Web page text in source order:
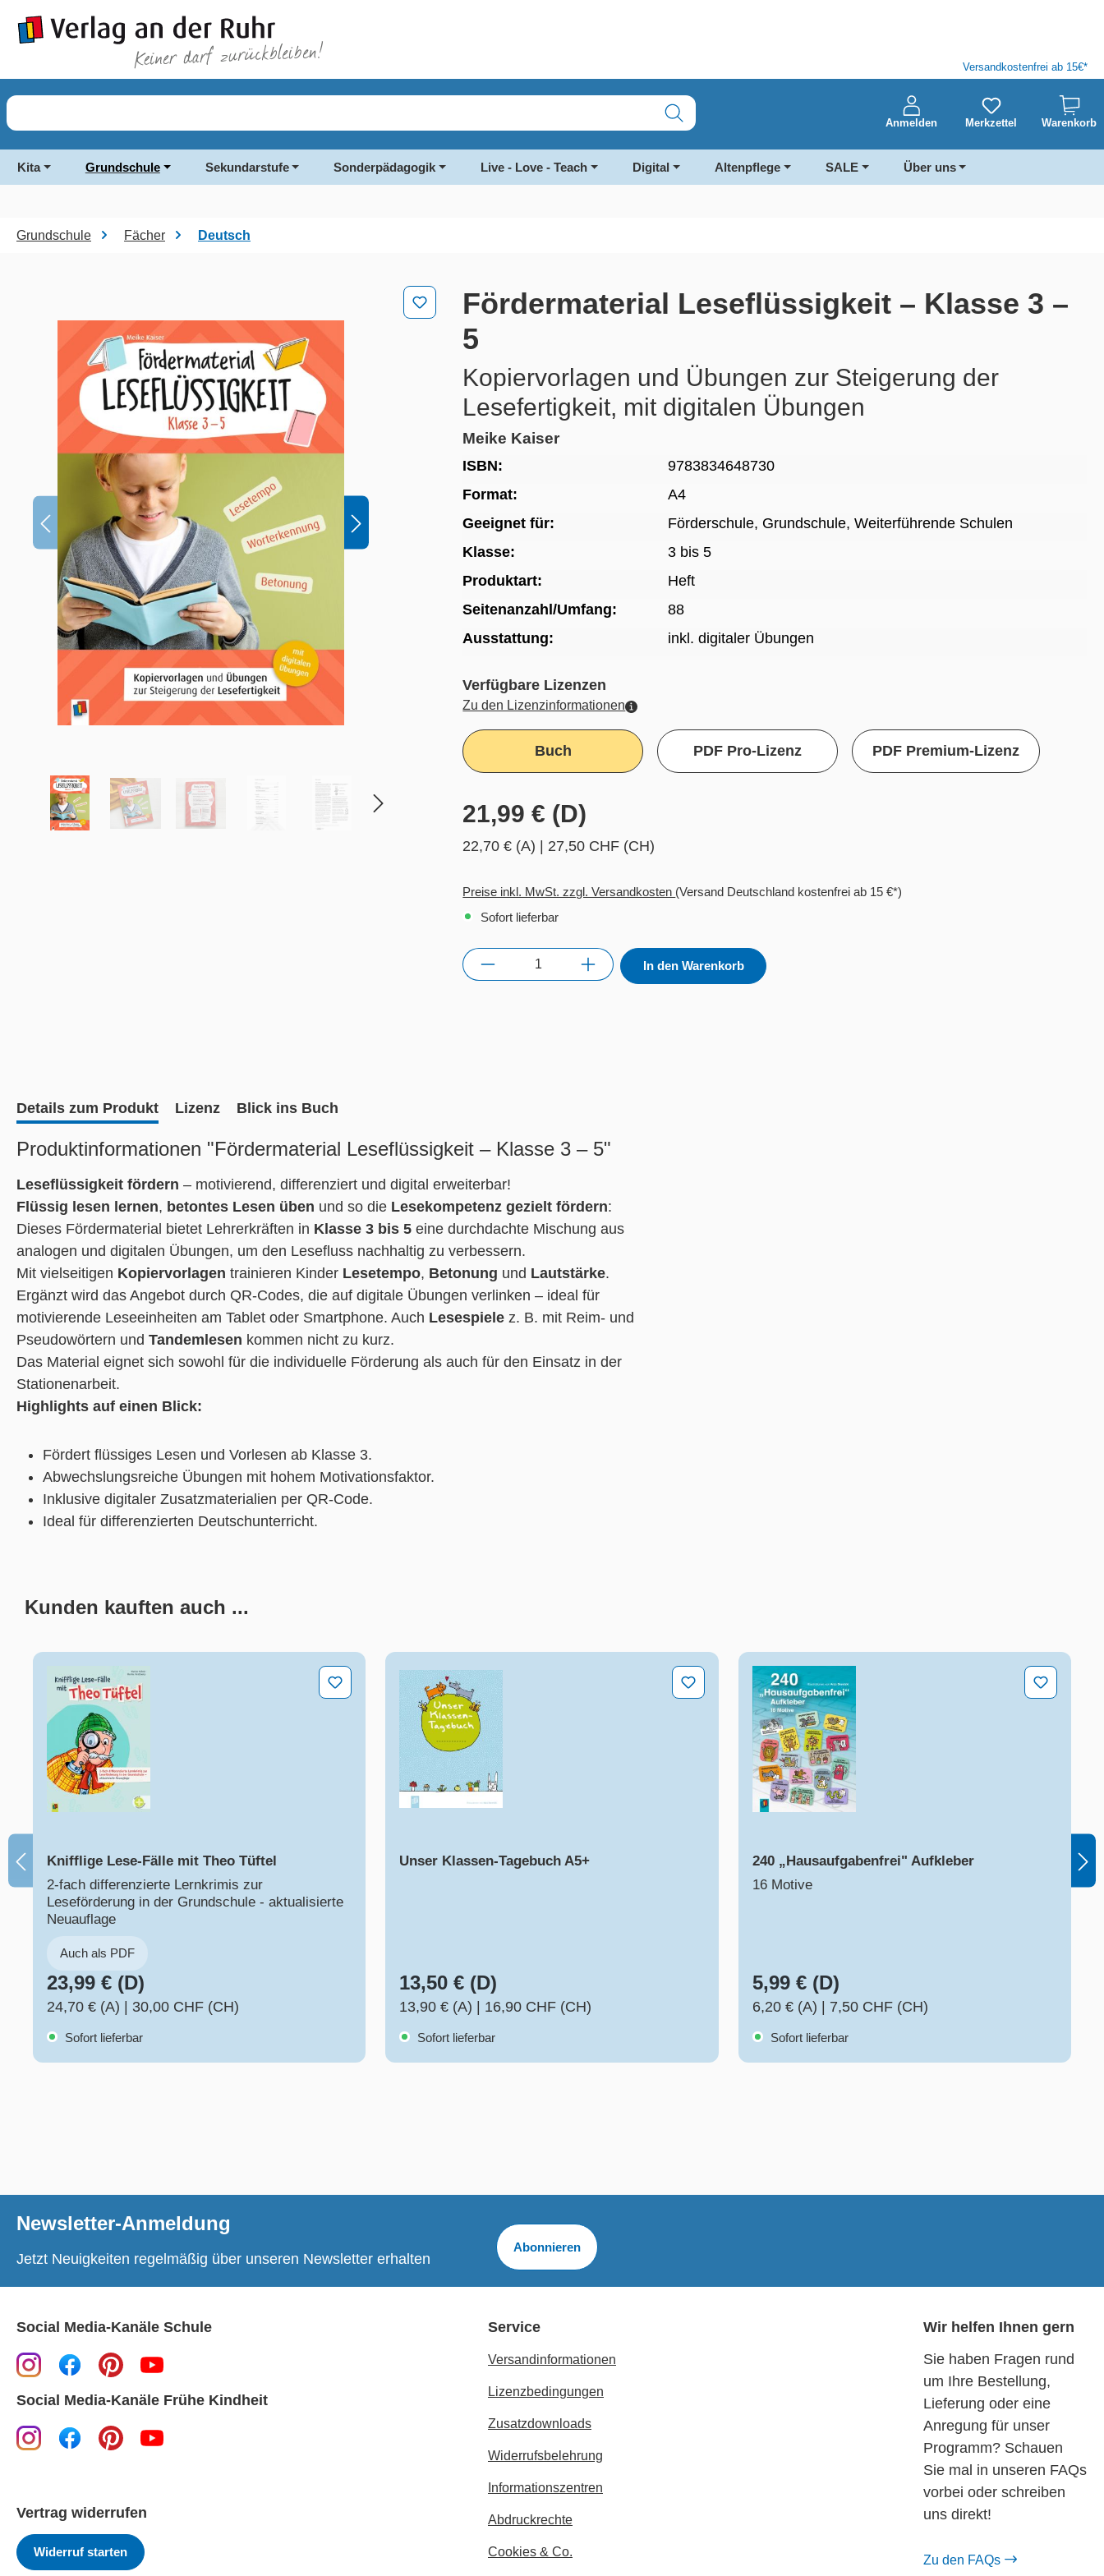
Zur Hauptnavigation springen
Versandkostenfrei ab 15€*
Anmelden Merkzettel Warenkorb
Kita Grundschule Sekundarstufe Sonderpädagogik Live - Love - Teach Digital Altenpflege SALE Über uns
Grundschule Fächer Deutsch
Fördermaterial Leseflüssigkeit – Klasse 3 –
5
Kopiervorlagen und Übungen zur Steigerung der
Lesefertigkeit, mit digitalen Übungen
Meike Kaiser
ISBN:
9783834648730
Format:
A4
Geeignet für:
Förderschule, Grundschule, Weiterführende Schulen
Klasse:
3 bis 5
Produktart:
Heft
Seitenanzahl/Umfang:
88
Ausstattung:
inkl. digitaler Übungen
Verfügbare Lizenzen
Zu den Lizenzinformationen
Buch PDF Pro-Lizenz PDF Premium-Lizenz
21,99 € (D)
22,70 € (A) | 27,50 CHF (CH)
Preise inkl. MwSt. zzgl. Versandkosten (Versand Deutschland kostenfrei ab 15 €*)
Sofort lieferbar
Anzahl In den Warenkorb
Details zum Produkt Lizenz Blick ins Buch
Produktinformationen "Fördermaterial Leseflüssigkeit – Klasse 3 – 5"
Leseflüssigkeit fördern – motivierend, differenziert und digital erweiterbar!
Flüssig lesen lernen, betontes Lesen üben und so die Lesekompetenz gezielt fördern:
Dieses Fördermaterial bietet Lehrerkräften in Klasse 3 bis 5 eine durchdachte Mischung aus
analogen und digitalen Übungen, um den Lesefluss nachhaltig zu verbessern.
Mit vielseitigen Kopiervorlagen trainieren Kinder Lesetempo, Betonung und Lautstärke.
Ergänzt wird das Angebot durch QR-Codes, die auf digitale Übungen verlinken – ideal für
motivierende Leseeinheiten am Tablet oder Smartphone. Auch Lesespiele z. B. mit Reim- und
Pseudowörtern und Tandemlesen kommen nicht zu kurz.
Das Material eignet sich sowohl für die individuelle Förderung als auch für den Einsatz in der
Stationenarbeit.
Highlights auf einen Blick:
Fördert flüssiges Lesen und Vorlesen ab Klasse 3.
Abwechslungsreiche Übungen mit hohem Motivationsfaktor.
Inklusive digitaler Zusatzmaterialien per QR-Code.
Ideal für differenzierten Deutschunterricht.
Kunden kauften auch ...
Knifflige Lese-Fälle mit Theo Tüftel
Knifflige Lese-Fälle mit Theo Tüftel
2-fach differenzierte Lernkrimis zur
Leseförderung in der Grundschule - aktualisierte
Neuauflage
Auch als PDF
23,99 € (D)
24,70 € (A) | 30,00 CHF (CH)
Sofort lieferbar
Unser Klassen-Tagebuch A5+
Unser Klassen-Tagebuch A5+
13,50 € (D)
13,90 € (A) | 16,90 CHF (CH)
Sofort lieferbar
240 „Hausaufgabenfrei" Aufkleber
240 „Hausaufgabenfrei" Aufkleber
16 Motive
5,99 € (D)
6,20 € (A) | 7,50 CHF (CH)
Sofort lieferbar
Newsletter-Anmeldung
Jetzt Neuigkeiten regelmäßig über unseren Newsletter erhalten
Abonnieren
Social Media-Kanäle Schule
Social Media-Kanäle Frühe Kindheit
Vertrag widerrufen
Widerruf starten
Service
Versandinformationen
Lizenzbedingungen
Zusatzdownloads
Widerrufsbelehrung
Informationszentren
Abdruckrechte
Cookies & Co.
Wir helfen Ihnen gern
Sie haben Fragen rund
um Ihre Bestellung,
Lieferung oder eine
Anregung für unser
Programm? Schauen
Sie mal in unseren FAQs
vorbei oder schreiben
uns direkt!
Zu den FAQs